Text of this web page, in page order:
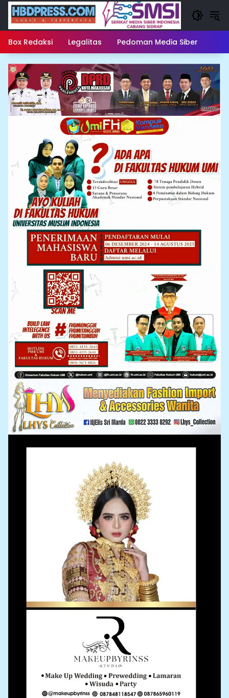
Langsung
konten
Box Redaksi Legalitas Pedoman Media Siber